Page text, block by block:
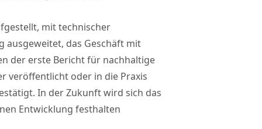
mit technischer
ausgeweitet, das Geschäft mit
der erste Bericht für nachhaltige
veröffentlicht oder in die Praxis
In der Zukunft wird sich das
Entwicklung festhalten